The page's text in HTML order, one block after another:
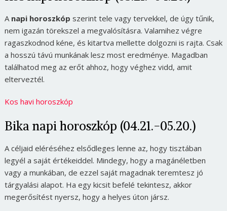
A napi horoszkóp szerint tele vagy tervekkel, de úgy tűnik,
nem igazán törekszel a megvalósításra. Valamihez végre
ragaszkodnod kéne, és kitartva mellette dolgozni is rajta. Csak
a hosszú távú munkának lesz most eredménye. Magadban
találhatod meg az erőt ahhoz, hogy véghez vidd, amit
elterveztél.
Kos havi horoszkóp
Bika napi horoszkóp (04.21.-05.20.)
A céljaid eléréséhez elsődleges lenne az, hogy tisztában
legyél a saját értékeiddel. Mindegy, hogy a magánéletben
vagy a munkában, de ezzel saját magadnak teremtesz jó
tárgyalási alapot. Ha egy kicsit befelé tekintesz, akkor
megerősítést nyersz, hogy a helyes úton jársz.